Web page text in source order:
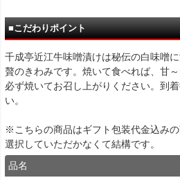
■こだわりポイント
千成亭近江牛味噌漬けは秘伝の白味噌
贅のきわみです。焼いて食べれば、甘
必ず焼いてお召し上がりください。到
い。
※こちらの商品はギフト包装代金込み
選択していただかなくて結構です。
品名